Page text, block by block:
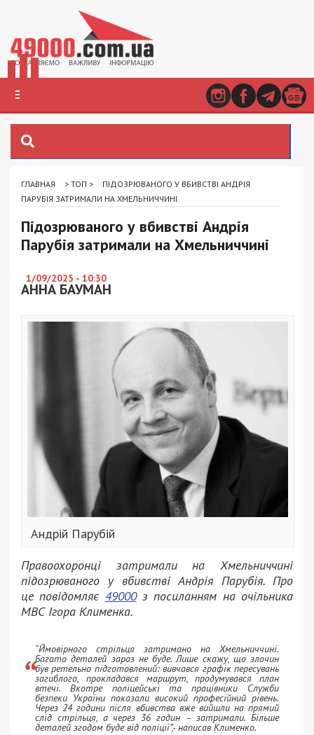
ГЛАВНАЯ > ТОП >
ПІДОЗРЮВАНОГО У ВБИВСТВІ АНДРІЯ
ПАРУБІЯ ЗАТРИМАЛИ НА ХМЕЛЬНИЧЧИНІ
Підозрюваного у вбивстві Андрія
Парубія затримали на Хмельниччині
1/09/2025 - 10:30
АННА БАУМАН
Андрій Парубій
Правоохоронці затримали на Хмельниччині
підозрюваного у вбивстві Андрія Парубія. Про
це повідомляє 49000з посиланням на очільника
МВС Ігора Клименка.
“Ймовірного стрільця затримано на Хмельниччині.
Багато деталей зараз не буде. Лише скажу, що злочин
був ретельно підготовлений: вивчався графік пересувань
загиблого, прокладався маршрут, продумувався план
втечі. Вкотре поліцейські та працівники Служби
безпеки України показали високий професійний рівень.
Через 24 години після вбивства вже вийшли на прямий
слід стрільця, а через 36 годин – затримали. Більше
деталей згодом буде від поліції”,- написав Клименко.